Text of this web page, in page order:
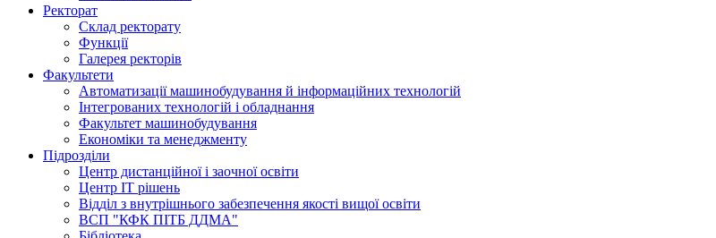
Ректорат
Склад ректорату
Функції
Галерея ректорів
Факультети
Автоматизації машинобудування й інформаційних технологій
Інтегрованих технологій і обладнання
Факультет машинобудування
Економіки та менеджменту
Підрозділи
Центр дистанційної і заочної освіти
Центр ІТ рішень
Відділ з внутрішнього забезпечення якості вищої освіти
ВСП "КФК ПІТБ ДДМА"